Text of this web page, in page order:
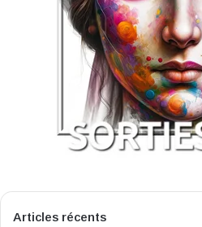
Articles récents